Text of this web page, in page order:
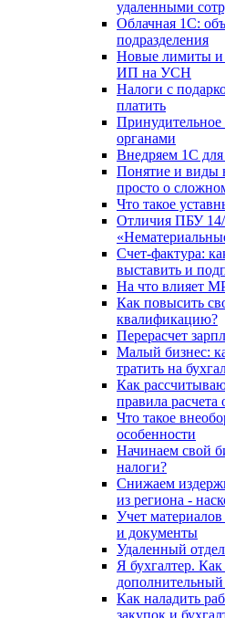
удаленными
Облачная 1С:
подразделения
Новые лимиты и
ИП на УСН
Налоги с
платить
органами
Внедряем 1С для
Понятие и виды
просто о
Что такое
Отличия ПБУ
Счет-фактура:
выставить и
На что влияет
Как повысить
квалификацию?
Перерасчет
Малый бизнес:
тратить на
Как
правила
Что такое
особенности
Начинаем свой
налоги?
Снижаем
из региона -
Учет
и документы
Удаленный
Я бухгалтер.
дополнительный
Как наладить
закупок и